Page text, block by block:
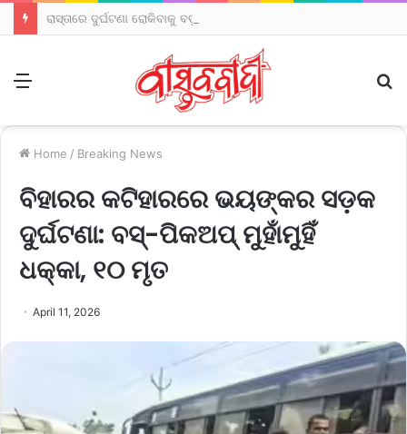
Home / Breaking News
ବିହାରର କଟିହାରରେ ଭୟଙ୍କର ସଡ଼କ
ଦୁର୍ଘଟଣା: ବସ୍-ପିକଅପ୍ ମୁହାଁମୁହିଁ
ଧକ୍କା, ୧୦ ମୃତ
April 11, 2026